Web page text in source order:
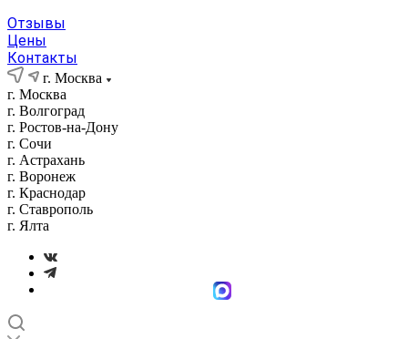
Отзывы
Цены
Контакты
г. Москва
г. Москва
г. Волгоград
г. Ростов-на-Дону
г. Сочи
г. Астрахань
г. Воронеж
г. Краснодар
г. Ставрополь
г. Ялта